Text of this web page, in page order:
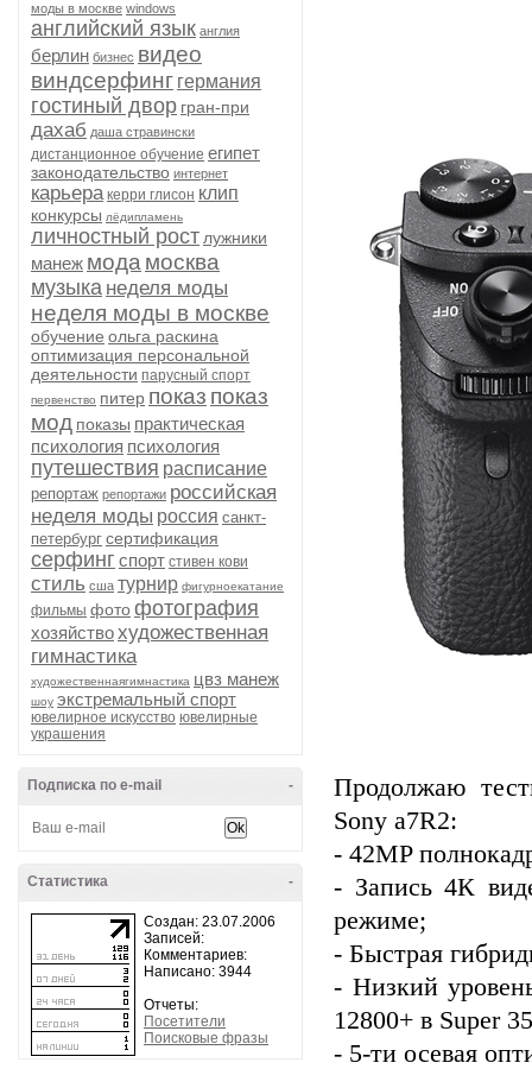
моды в москве windows
английский язык англия
берлин бизнес видео
виндсерфинг германия
гостиный двор гран-при
дахаб даша стравински
дистанционное обучение египет
законодательство интернет
карьера керри глисон клип
конкурсы лёдипламень
личностный рост лужники
манеж мода москва
музыка неделя моды
неделя моды в москве
обучение ольга раскина
оптимизация персональной
деятельности парусный спорт
первенство питер показ показ
мод показы практическая
психология психология
путешествия расписание
репортаж репортажи российская
неделя моды россия санкт-
петербург сертификация
серфинг спорт стивен кови
стиль сша турнир фигурноекатание
фильмы фотофотография
хозяйствохудожественная
гимнастика
художественнаягимнастика цвз манеж
шоу экстремальный спорт
ювелирное искусство ювелирные
украшения
-
Подписка по e-mail
-
Статистика
Создан: 23.07.2006
Записей:
Комментариев:
Написано: 3944
Отчеты:
Посетители
Поисковые фразы
Продолжаю
Sony a7R2:
- 42MP
- Запись 4К
режиме;
- Быстрая
- Низкий
12800+ в Super
- 5-ти осевая